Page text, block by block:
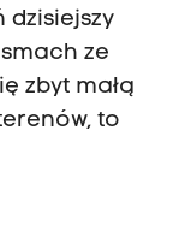
dzisiejszy
ze
zbyt małą
to